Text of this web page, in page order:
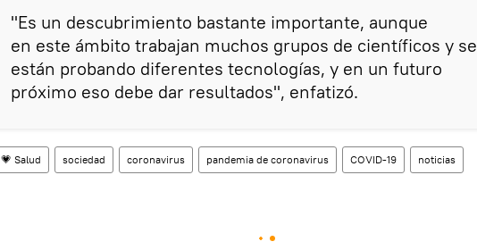
"Es un descubrimiento bastante importante, aunque
en este ámbito trabajan muchos grupos de científicos y se
están probando diferentes tecnologías, y en un futuro
próximo eso debe dar resultados", enfatizó.
💗 Salud sociedad coronavirus pandemia de coronavirus COVID-19 noticias